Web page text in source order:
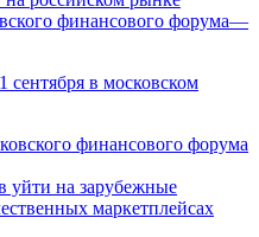
финансового форума—
в московском
уйти на зарубежные
маркетплейсах